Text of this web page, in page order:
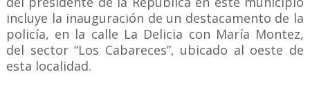
incluye la inauguración de un destacamento de la
policía, en la calle La Delicia con María Montez,
del sector “Los Cabareces”, ubicado al oeste de
esta localidad.